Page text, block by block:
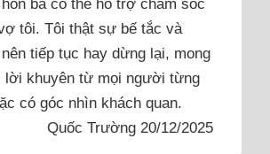
bà có thể hỗ trợ chăm sóc
tôi. Tôi thật sự bế tắc và
tiếp tục hay dừng lại, mong
lời khuyên từ mọi người từng
có góc nhìn khách quan.
Quốc Trường 20/12/2025